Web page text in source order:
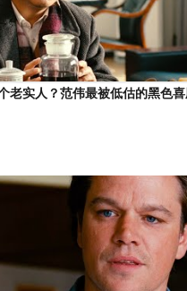
老实人？范伟最被低估的黑色喜